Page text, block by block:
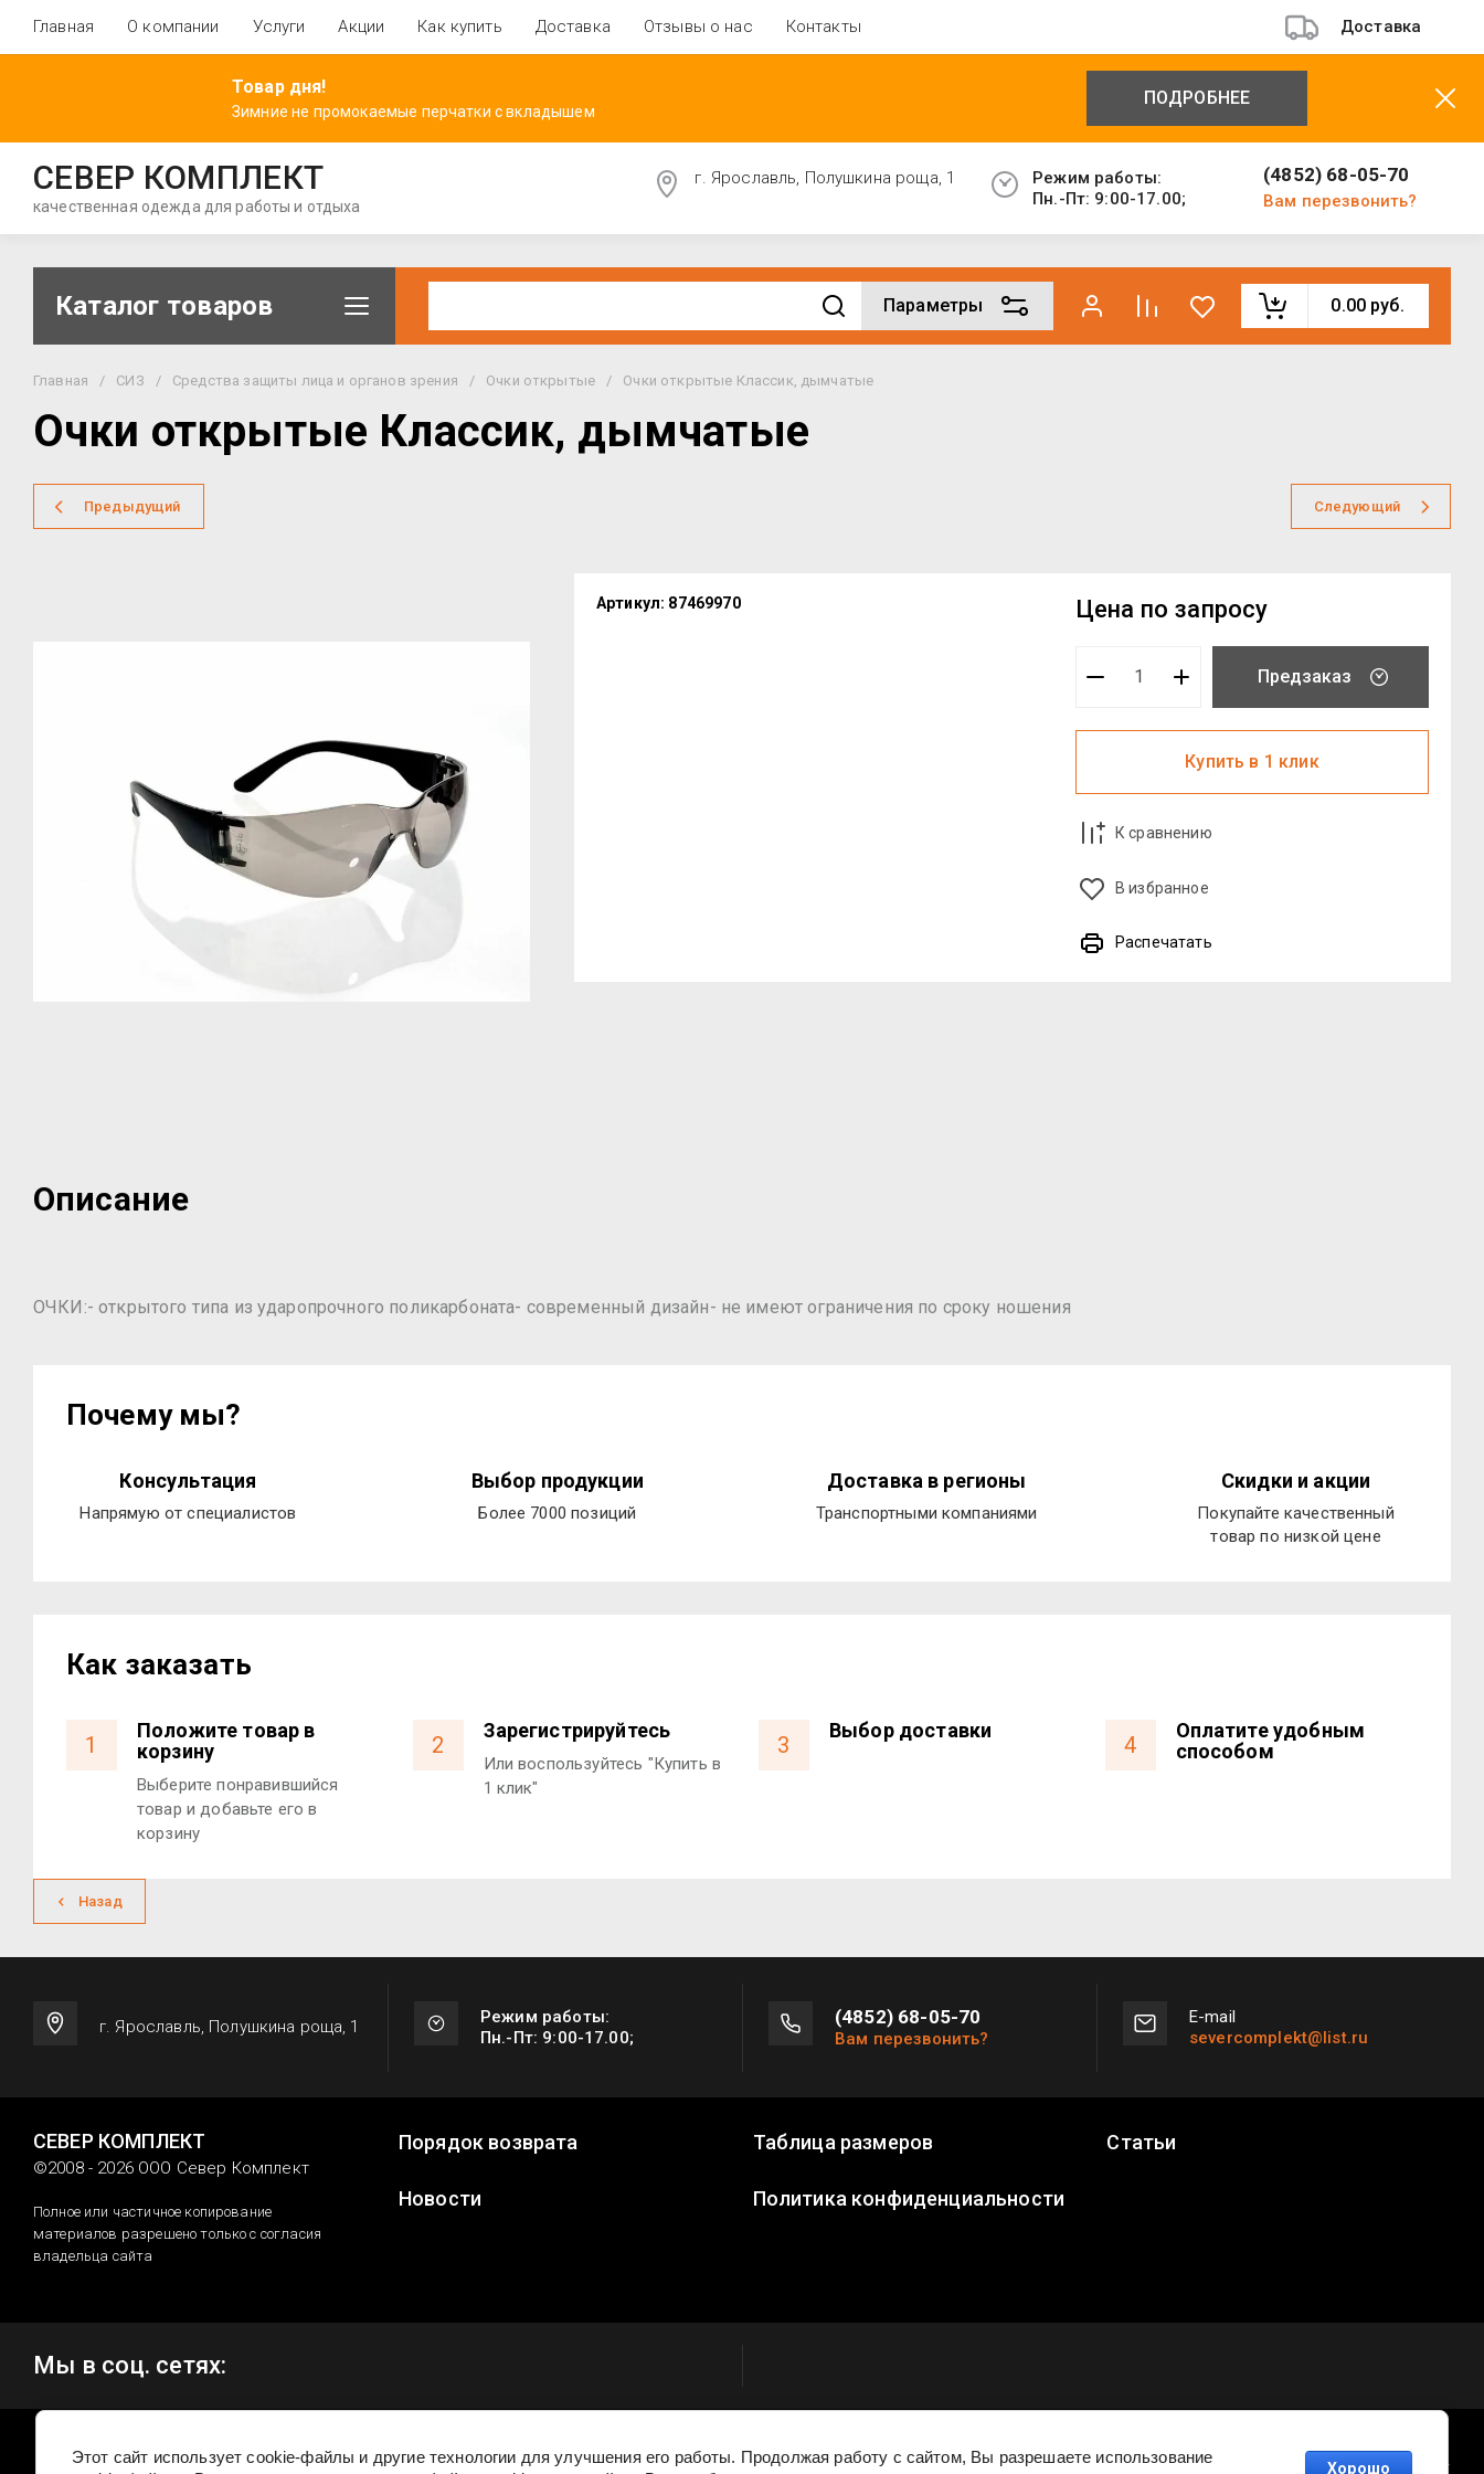
Главная О компании Услуги Акции Как купить Доставка Отзывы о нас Контакты Доставка
Товар дня!
Зимние не промокаемые перчатки с вкладышем
ПОДРОБНЕЕ
СЕВЕР КОМПЛЕКТ
качественная одежда для работы и отдыха
г. Ярославль, Полушкина роща, 1
Режим работы:
Пн.-Пт: 9:00-17.00;
(4852) 68-05-70
Вам перезвонить?
Каталог товаров Параметры 0.00 руб.
Главная / СИЗ / Средства защиты лица и органов зрения / Очки открытые / Очки открытые Классик, дымчатые
Очки открытые Классик, дымчатые
Предыдущий Следующий
Артикул: 87469970 Цена по запросу
Предзаказ
Купить в 1 клик
К сравнению
В избранное
Распечатать
Описание
ОЧКИ:- открытого типа из ударопрочного поликарбоната- современный дизайн- не имеют ограничения по сроку ношения
Почему мы?
Консультация
Напрямую от специалистов
Выбор продукции
Более 7000 позиций
Доставка в регионы
Транспортными компаниями
Скидки и акции
Покупайте качественный
товар по низкой цене
Как заказать
1
Положите товар в
корзину
Выберите понравившийся
товар и добавьте его в
корзину
2
Зарегистрируйтесь
Или воспользуйтесь "Купить в
1 клик"
3
Выбор доставки
4
Оплатите удобным
способом
Назад
г. Ярославль, Полушкина роща, 1
Режим работы:
Пн.-Пт: 9:00-17.00;
(4852) 68-05-70
Вам перезвонить?
Е-mail
severcomplekt@list.ru
СЕВЕР КОМПЛЕКТ
©2008 - 2026 ООО Север Комплект
Полное или частичное копирование
материалов разрешено только с согласия
владельца сайта
Порядок возврата Таблица размеров Статьи
Новости Политика конфиденциальности
Мы в соц. сетях:
Заказ, разработка,создание сайтов в студии Мегагруп.
Этот сайт использует cookie-файлы и другие технологии для улучшения его работы. Продолжая работу с сайтом, Вы разрешаете использование
Хорошо